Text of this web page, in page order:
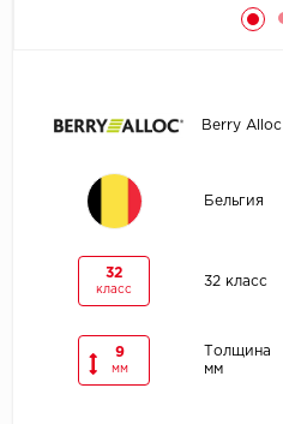
Berry Alloc
Бельгия
32
класс
32 класс
9
мм
Толщина
мм